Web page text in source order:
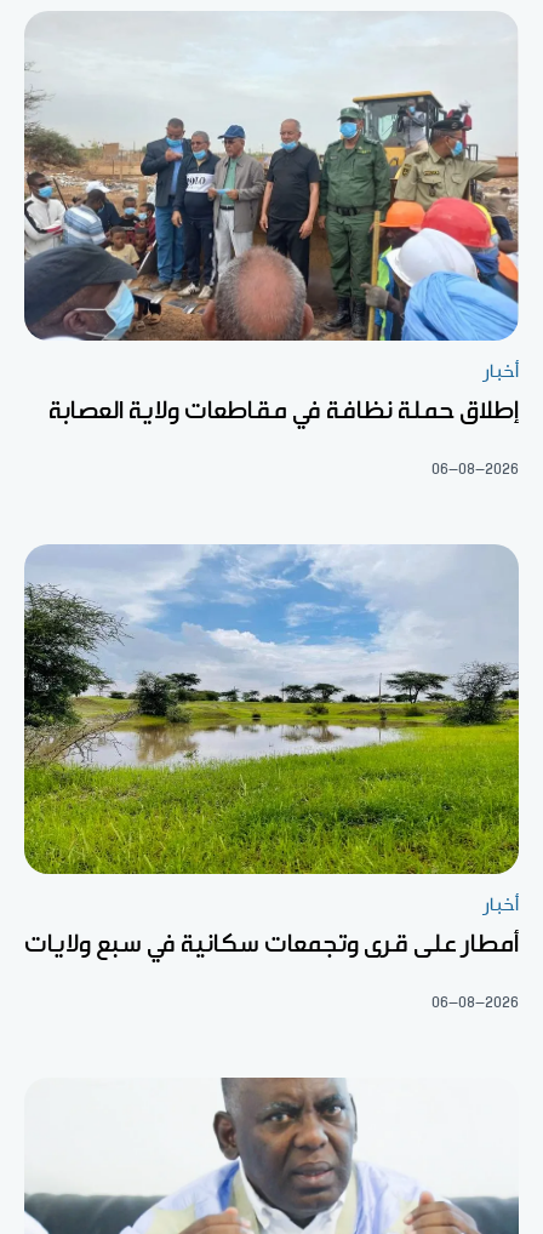
أخبار
إطلاق حملة نظافة في مقاطعات ولاية العصابة
06-08-2026
أخبار
أمطار على قرى وتجمعات سكانية في سبع ولايات
06-08-2026